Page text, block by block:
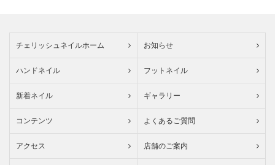
チェリッシュネイルホーム お知らせ
ハンドネイル フットネイル
新着ネイル ギャラリー
コンテンツ よくあるご質問
アクセス 店舗のご案内